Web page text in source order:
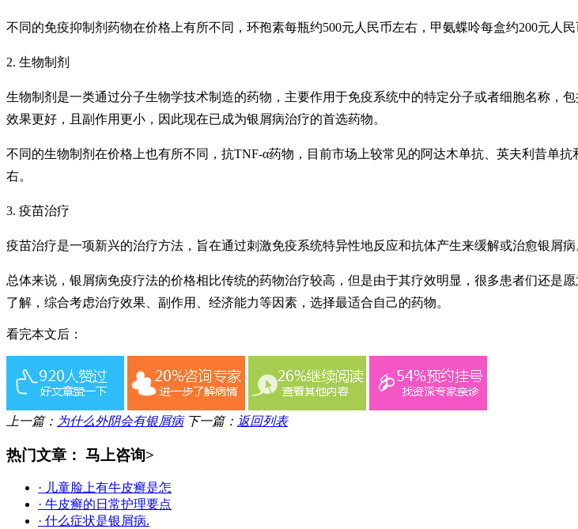
不同的免疫抑制剂药物在价格上有所不同，环孢素每瓶约500元人民币左右，甲氨蝶呤每盒约200元人
2. 生物制剂
生物制剂是一类通过分子生物学技术制造的药物，主要作用于免疫系统中的特定分子或者细胞名称，
效果更好，且副作用更小，因此现在已成为银屑病治疗的首选药物。
不同的生物制剂在价格上也有所不同，抗TNF-α药物，目前市场上较常见的阿达木单抗、英夫利昔单
右。
3. 疫苗治疗
疫苗治疗是一项新兴的治疗方法，旨在通过刺激免疫系统特异性地反应和抗体产生来缓解或治愈银屑
总体来说，银屑病免疫疗法的价格相比传统的药物治疗较高，但是由于其疗效明显，很多患者们还是
了解，综合考虑治疗效果、副作用、经济能力等因素，选择最适合自己的药物。
看完本文后：
上一篇： 为什么外阴会有银屑病 下一篇： 返回列表
热门文章： 马上咨询>
· 儿童脸上有牛皮癣是怎
· 牛皮癣的日常护理要点
· 什么症状是银屑病.